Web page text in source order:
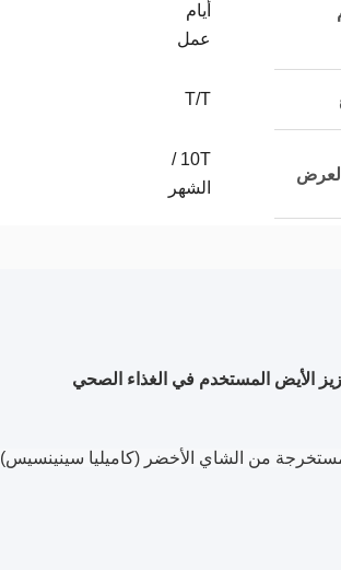
أيام
عمل
T/T
10T /
الشهر
من الشاي الأخضر (كاميليا